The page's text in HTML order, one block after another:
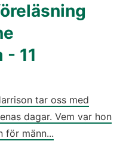
11
tar oss med
dagar. Vem var hon
för männ...